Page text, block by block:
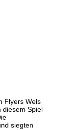
Flyers Wels
diesem Spiel
siegten